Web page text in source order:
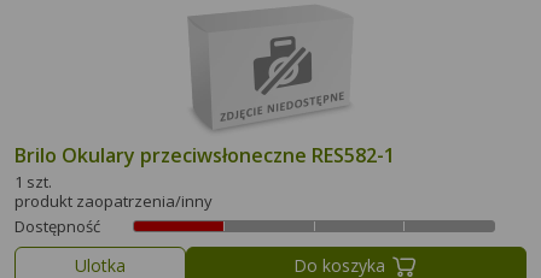
Brilo Okulary przeciwsłoneczne RES582-1
1 szt.
produkt zaopatrzenia/inny
Dostępność
Ulotka Do koszyka